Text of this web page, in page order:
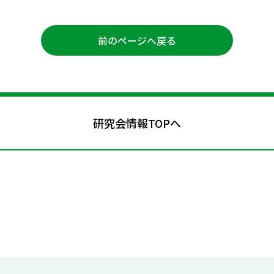
前のページへ戻る
研究会情報TOPへ